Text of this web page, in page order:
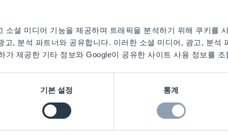
소셜 미디어 기능을 제공하며 트래픽을 분석하기 위해 쿠키를
고, 분석 파트너와 공유합니다. 이러한 소셜 미디어, 광고, 분석
가 제공한 기타 정보와 Google이 공유한 사이트 사용 정보를
기본 설정 통계
Read More